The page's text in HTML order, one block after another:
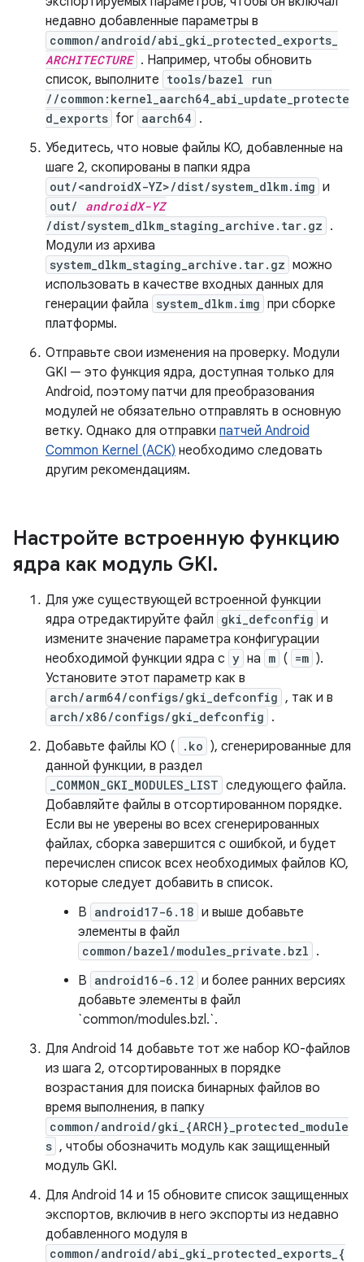
недавно добавленные параметры в
common/android/abi_gki_protected_exports_
ARCHITECTURE . Например, чтобы обновить
список, выполните tools/bazel run
//common:kernel_aarch64_abi_update_protecte
d_exports for aarch64 .
Убедитесь, что новые файлы KO, добавленные на
шаге 2, скопированы в папки ядра
out/<androidX-YZ>/dist/system_dlkm.img и
out/ androidX-YZ
/dist/system_dlkm_staging_archive.tar.gz .
Модули из архива
system_dlkm_staging_archive.tar.gz можно
использовать в качестве входных данных для
генерации файла system_dlkm.img при сборке
платформы.
Отправьте свои изменения на проверку. Модули
GKI — это функция ядра, доступная только для
Android, поэтому патчи для преобразования
модулей не обязательно отправлять в основную
ветку. Однако для отправки патчей Android
Common Kernel (ACK) необходимо следовать
другим рекомендациям.
Настройте встроенную функцию
ядра как модуль GKI.
Для уже существующей встроенной функции
ядра отредактируйте файл gki_defconfig и
измените значение параметра конфигурации
необходимой функции ядра с y на m ( =m ).
Установите этот параметр как в
arch/arm64/configs/gki_defconfig , так и в
arch/x86/configs/gki_defconfig .
Добавьте файлы KO (
.ko ), сгенерированные для
данной функции, в раздел
_COMMON_GKI_MODULES_LIST следующего файла.
Добавляйте файлы в отсортированном порядке.
Если вы не уверены во всех сгенерированных
файлах, сборка завершится с ошибкой, и будет
перечислен список всех необходимых файлов KO,
которые следует добавить в список.
В android17-6.18 и выше добавьте
элементы в файл
common/bazel/modules_private.bzl .
В android16-6.12 и более ранних версиях
добавьте элементы в файл
`common/modules.bzl.`.
Для Android 14 добавьте тот же набор KO-файлов
из шага 2, отсортированных в порядке
возрастания для поиска бинарных файлов во
время выполнения, в папку
common/android/gki_{ARCH}_protected_module
s , чтобы обозначить модуль как защищенный
модуль GKI.
Для Android 14 и 15 обновите список защищенных
экспортов, включив в него экспорты из недавно
добавленного модуля в
common/android/abi_gki_protected_exports_{